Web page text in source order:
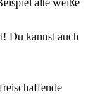
alte weiße
Du kannst auch